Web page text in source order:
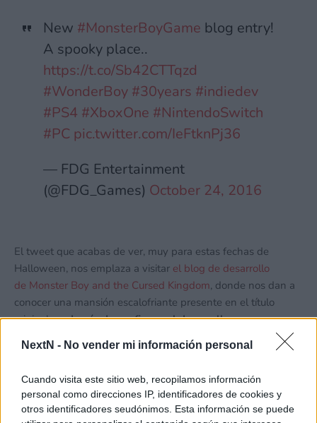
NextN - No vender mi información personal
Cuando visita este sitio web, recopilamos información
personal como direcciones IP, identificadores de cookies y
otros identificadores seudónimos. Esta información se puede
New #MonsterBoyGame blog entry!
A spooky place..
https://t.co/Sb42CTTqzd
#WonderBoy #30years #indiedev
#PS4 #XboxOne #NintendoSwitch
#PC pic.twitter.com/IeFtknPj36
— FDG Entertainment
(@FDG_Games) October 24, 2016
El tweet que acabas de ver, muy para estas fechas de
Halloween, nos emplaza a visitar el blog de desarrollo
de Monster Boy and the Cursed Kingdom, donde nos dan a
conocer una mansión escalofriante presente en el título
original…¡además de confirmar el desarrollo para
Y por si esto te parece poco, el pasado
sábado confirmaron que tenían dos juegos en desarrollo
primera mitad de 2017. Uno es la secuela espiritual de
Wonder Boy… ¿y el otro cuál será?